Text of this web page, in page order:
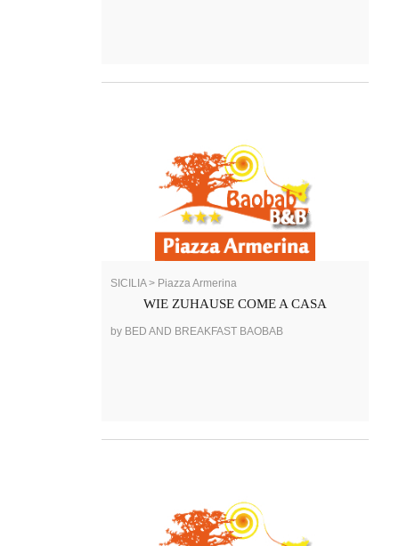
SICILIA > Piazza Armerina
WIE ZUHAUSE COME A CASA
by BED AND BREAKFAST BAOBAB